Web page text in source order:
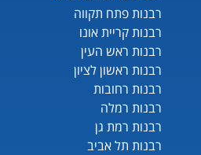
רבנות פתח תקווה
רבנות קריית אונו
רבנות ראש העין
רבנות ראשון לציון
רבנות רחובות
רבנות רמלה
רבנות רמת גן
רבנות תל אביב